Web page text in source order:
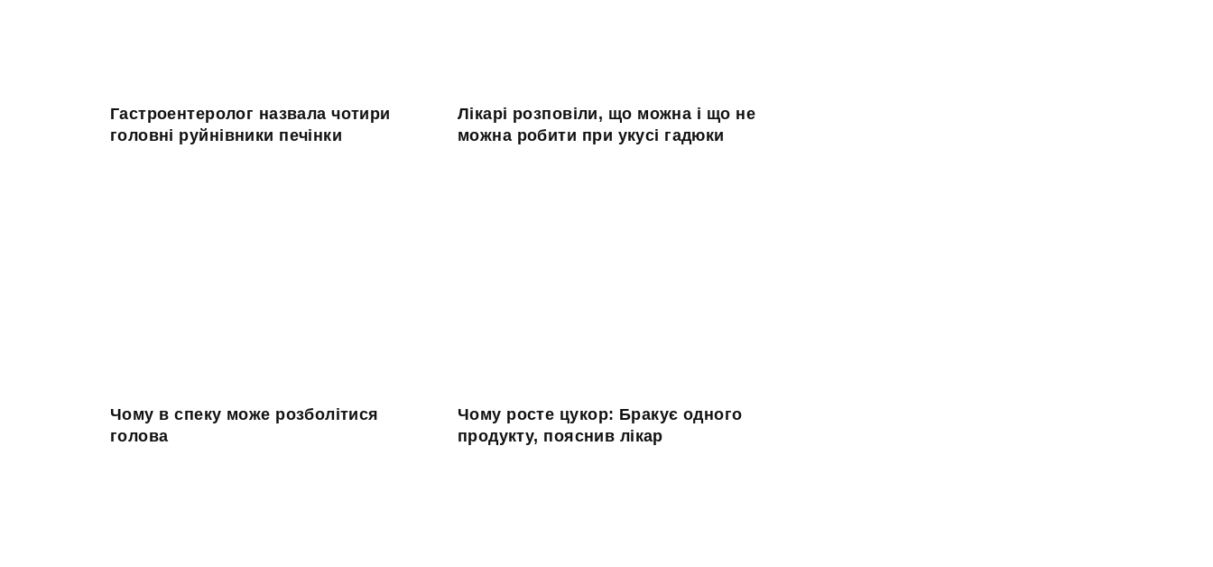
Гастроентеролог назвала чотири
головні руйнівники печінки
Лікарі розповіли, що можна і що не
можна робити при укусі гадюки
Чому в спеку може розболітися
голова
Чому росте цукор: Бракує одного
продукту, пояснив лікар